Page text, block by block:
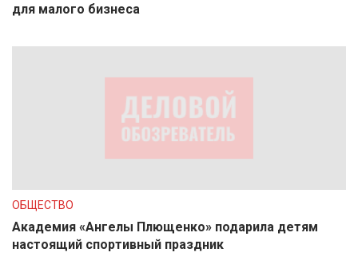
для малого бизнеса
ОБЩЕСТВО
Академия «Ангелы Плющенко» подарила детям
настоящий спортивный праздник